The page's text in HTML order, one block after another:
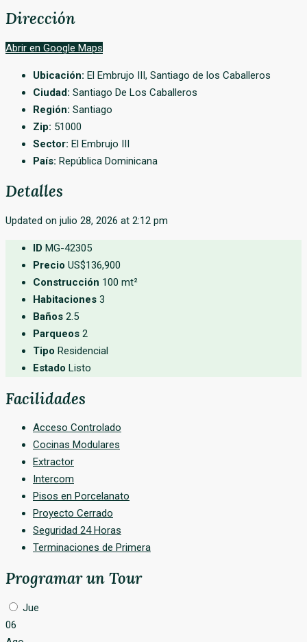
Dirección
Abrir en Google Maps
Ubicación: El Embrujo III, Santiago de los Caballeros
Ciudad: Santiago De Los Caballeros
Región: Santiago
Zip: 51000
Sector: El Embrujo III
País: República Dominicana
Detalles
Updated on julio 28, 2026 at 2:12 pm
ID MG-42305
Precio US$136,900
Construcción 100 mt²
Habitaciones 3
Baños 2.5
Parqueos 2
Tipo Residencial
Estado Listo
Facilidades
Acceso Controlado
Cocinas Modulares
Extractor
Intercom
Pisos en Porcelanato
Proyecto Cerrado
Seguridad 24 Horas
Terminaciones de Primera
Programar un Tour
Jue
06